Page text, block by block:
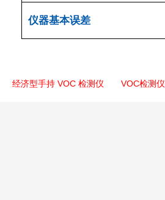
仪器基本误差
经济型手持 VOC 检测仪 VOC检测仪